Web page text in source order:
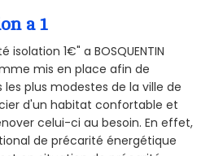
a 1
isolation 1€" a BOSQUENTIN
mis en place afin de
plus modestes de la ville de
d'un habitat confortable et
celui-ci au besoin. En effet,
de précarité énergétique